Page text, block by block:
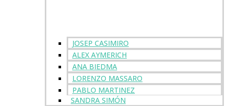
JOSEP CASIMIRO
ALEX AYMERICH
ANA BIEDMA
LORENZO MASSARO
PABLO MARTINEZ
SANDRA SIMÓN